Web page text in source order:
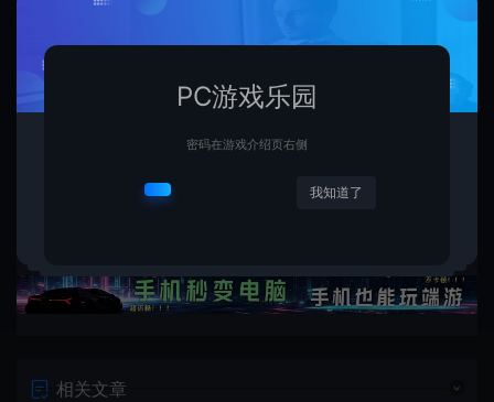
相关文章
PC游戏乐园
密码在游戏介绍页右侧
我知道了